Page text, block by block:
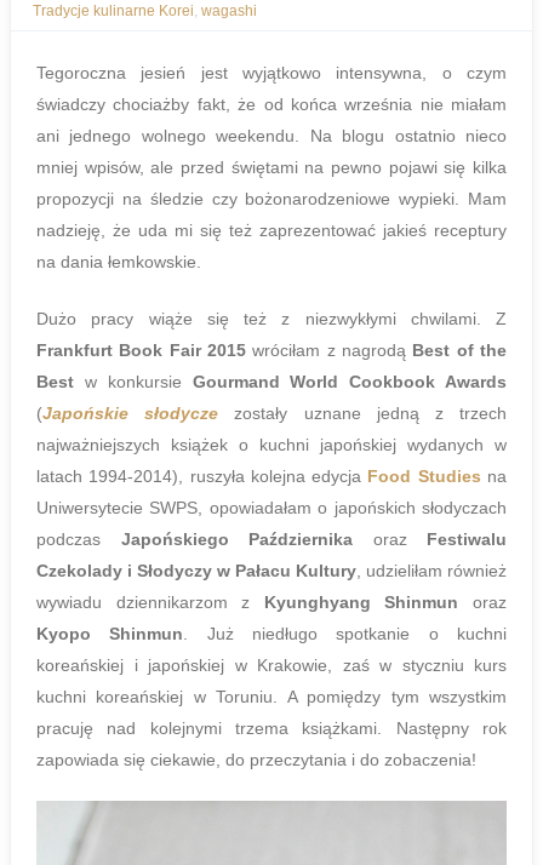
Tradycje kulinarne Korei, wagashi
Tegoroczna jesień jest wyjątkowo intensywna, o czym
świadczy chociażby fakt, że od końca września nie miałam
ani jednego wolnego weekendu. Na blogu ostatnio nieco
mniej wpisów, ale przed świętami na pewno pojawi się kilka
propozycji na śledzie czy bożonarodzeniowe wypieki. Mam
nadzieję, że uda mi się też zaprezentować jakieś receptury
na dania łemkowskie.
Dużo pracy wiąże się też z niezwykłymi chwilami. Z
Frankfurt Book Fair 2015 wróciłam z nagrodą Best of the
Best w konkursie Gourmand World Cookbook Awards
(Japońskie słodycze zostały uznane jedną z trzech
najważniejszych książek o kuchni japońskiej wydanych w
latach 1994-2014), ruszyła kolejna edycja Food Studies na
Uniwersytecie SWPS, opowiadałam o japońskich słodyczach
podczas Japońskiego Października oraz Festiwalu
Czekolady i Słodyczy w Pałacu Kultury , udzieliłam również
wywiadu dziennikarzom z Kyunghyang Shinmun oraz
Kyopo Shinmun . Już niedługo spotkanie o kuchni
koreańskiej i japońskiej w Krakowie, zaś w styczniu kurs
kuchni koreańskiej w Toruniu. A pomiędzy tym wszystkim
pracuję nad kolejnymi trzema książkami. Następny rok
zapowiada się ciekawie, do przeczytania i do zobaczenia!